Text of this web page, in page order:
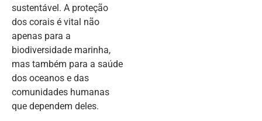
sustentável. A proteção
dos corais é vital não
apenas para a
biodiversidade marinha,
mas também para a saúde
dos oceanos e das
comunidades humanas
que dependem deles.